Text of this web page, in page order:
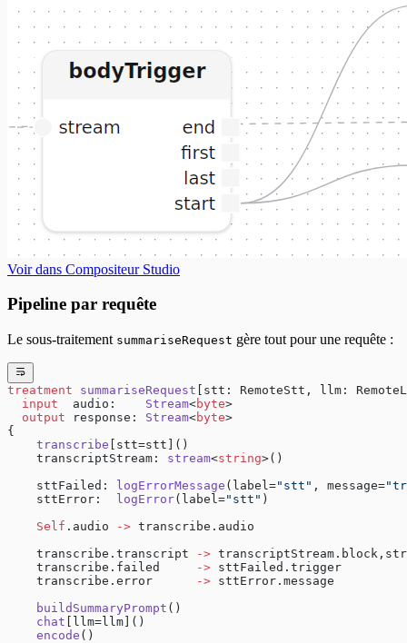
Voir dans Compositeur Studio
Pipeline par requête
Le sous-traitement summariseRequest gère tout pour une requête :
treatment summariseRequest [stt: RemoteStt, llm:
  input
  audio:
Stream<byte>
  output
response: Stream<byte>
{
    transcribe
[stt=stt]()
    transcriptStream:
stream<string>()
    sttFailed:
logErrorMessage (label="stt" , message=
    sttError:
logError(label="stt" )
    Self
.audio -> transcribe.audio
    transcribe.transcript
->
    transcribe.failed
-> sttFailed.trigger
    transcribe.error
-> sttError.message
    buildSummaryPrompt
()
    chat
[llm=llm]()
    encode
()